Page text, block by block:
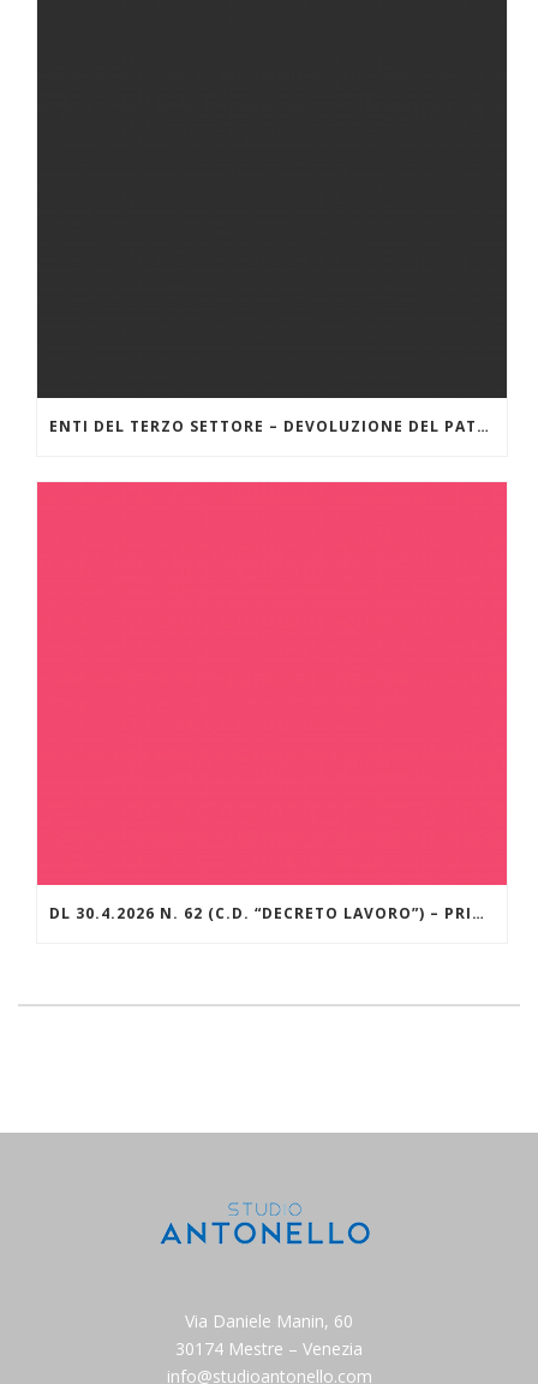
ENTI DEL TERZO SETTORE – DEVOLUZIONE DEL PATRIMONIO – LINEE GUIDA DEL MINISTERO DEL LAVORO
DL 30.4.2026 N. 62 (C.D. “DECRETO LAVORO”) – PRINCIPALI NOVITÀ APPORTATE IN SEDE DI CONVERSIONE NELLA L. 25.6.2026 N. 112
Via Daniele Manin, 60
30174 Mestre – Venezia
info@studioantonello.com